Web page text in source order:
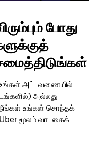
போது
உங்கள் அட்டவணையில்
அல்லது
உங்கள் சொந்தக்
மூலம் வாடகைக்